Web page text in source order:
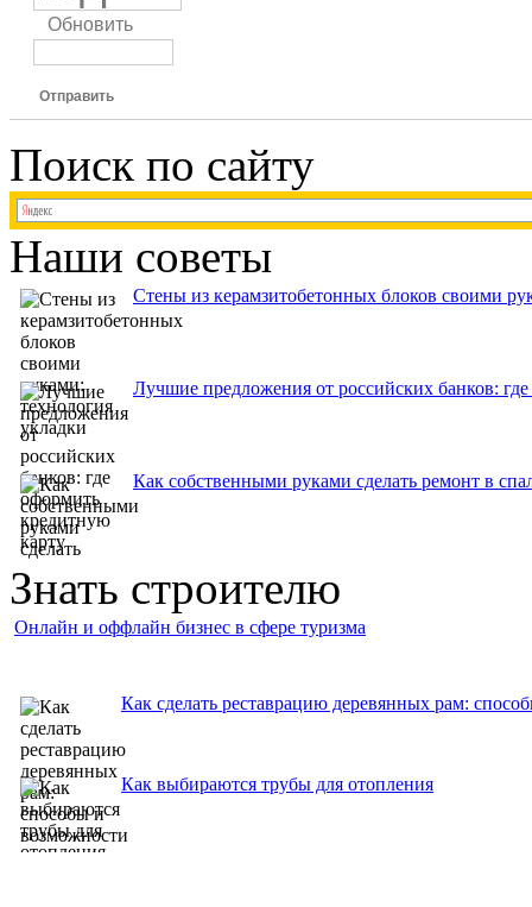
Обновить
Отправить
Поиск по сайту
Наши советы
Стены из керамзитобетонных блоков своими
Лучшие предложения от российских банков:
Как собственными руками сделать ремонт в
Знать строителю
Онлайн и оффлайн бизнес в сфере туризма
Как сделать реставрацию деревянных рам:
Как выбираются трубы для отопления